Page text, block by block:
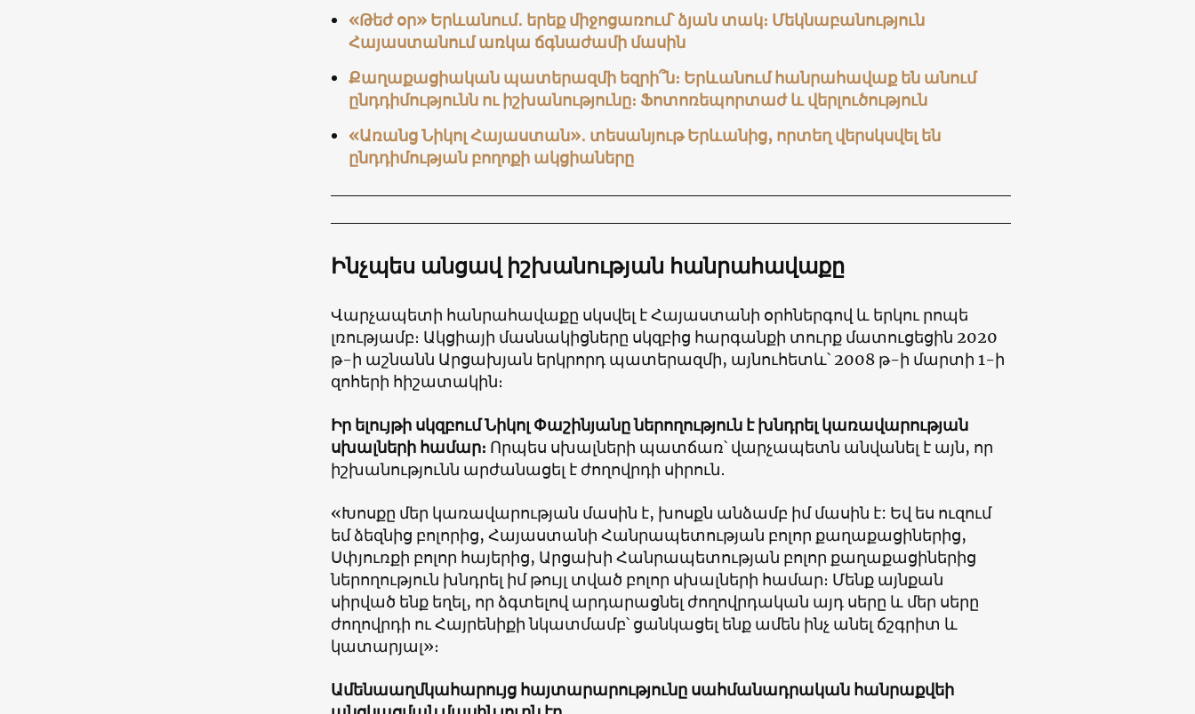
«Թեժ օր» Երևանում․ երեքմիջոցառում՝ ձյան տակ։ Մեկնաբանություն
Հայաստանում առկա ճգնաժամի մասին
Քաղաքացիական պատերազմի եզրի՞ն։ Երևանում հանրահավաք են անում
ընդդիմությունն ու իշխանությունը։ Ֆոտոռեպորտաժ և վերլուծություն
«Առանց Նիկոլ Հայաստան»․ տեսանյութ Երևանից, որտեղ վերսկսվել են
ընդդիմության բողոքի ակցիաները
Ինչպես անցավ իշխանության հանրահավաքը
Վարչապետի հանրահավաքը սկսվել է Հայաստանի օրհներգով և երկու րոպե
լռությամբ։ Ակցիայի մասնակիցները սկզբից հարգանքի տուրք մատուցեցին 2020
թ-ի աշնանն Արցախյան երկրորդ պատերազմի, այնուհետև՝ 2008 թ-ի մարտի 1-ի
զոհերի հիշատակին։
Իր ելույթի սկզբում Նիկոլ Փաշինյանը ներողություն է խնդրել կառավարության
սխալների համար։ Որպես սխալների պատճառ՝ վարչապետն անվանել է այն, որ
իշխանությունն արժանացել է ժողովրդի սիրուն․
«Խոսքը մեր կառավարության մասին է, խոսքն անձամբ իմ մասին է: Եվ ես ուզում
եմ ձեզնից բոլորից, Հայաստանի Հանրապետության բոլոր քաղաքացիներից,
Սփյուռքի բոլոր հայերից, Արցախի Հանրապետության բոլոր քաղաքացիներից
ներողություն խնդրել իմ թույլ տված բոլոր սխալների համար։ Մենք այնքան
սիրված ենք եղել, որ ձգտելով արդարացնել ժողովրդական այդ սերը և մեր սերը
ժողովրդի ու Հայրենիքի նկատմամբ՝ ցանկացել ենք ամեն ինչ անել ճշգրիտ և
կատարյալ»։
Ամենաաղմկահարույց հայտարարությունը սահմանադրական հանրաքվեի